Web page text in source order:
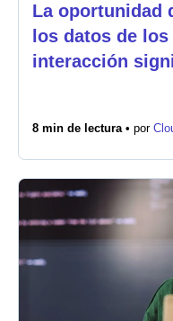
La oportunidad
los datos de
interacción
8 min de lectura • por